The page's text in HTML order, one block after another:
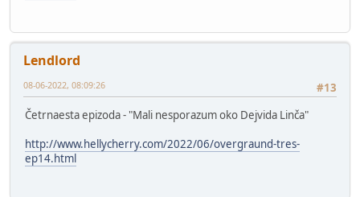
Lendlord
#13
08-06-2022, 08:09:26
Četrnaesta epizoda - "Mali nesporazum oko Dejvida Linča"
http://www.hellycherry.com/2022/06/overgraund-tres-
ep14.html